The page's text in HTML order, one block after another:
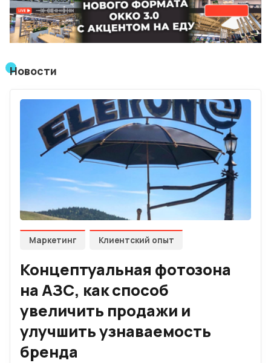
Мнения
Условия использования материалов
Политика конфиденциальности и cookie
Новости
Маркетинг Клиентский опыт
Концептуальная фотозона
на АЗС, как способ
увеличить продажи и
улучшить узнаваемость
бренда